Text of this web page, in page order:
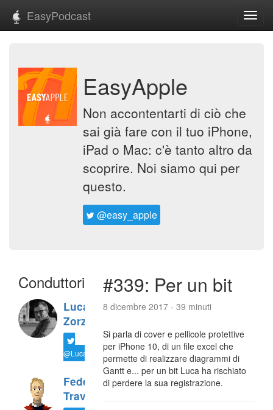
EasyPodcast
EasyApple
Non accontentarti di ciò che
sai già fare con il tuo iPhone,
iPad o Mac: c'è tanto altro da
scoprire. Noi siamo qui per
questo.
@easy_apple
Conduttori
Luca
Zorzi
@LucaTNT
Federico
Travaini
#339: Per un bit
8 dicembre 2017 - 39 minuti
Si parla di cover e pellicole protettive
per iPhone 10, di un file excel che
permette di realizzare diagrammi di
Gantt e... per un bit Luca ha rischiato
di perdere la sua registrazione.